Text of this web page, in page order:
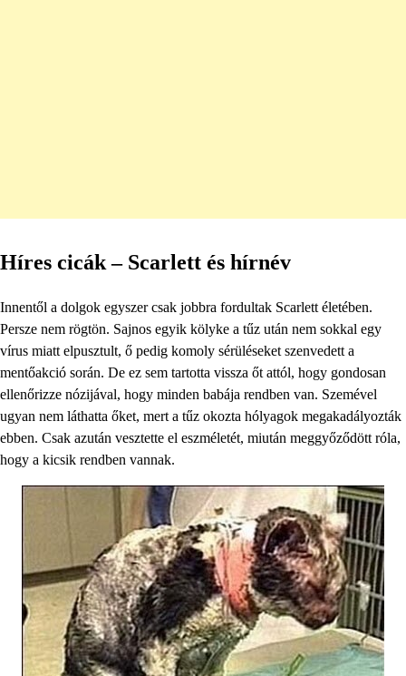
Híres cicák – Scarlett és hírnév
Innentől a dolgok egyszer csak jobbra fordultak Scarlett életében.
Persze nem rögtön. Sajnos egyik kölyke a tűz után nem sokkal egy
vírus miatt elpusztult, ő pedig komoly sérüléseket szenvedett a
mentőakció során. De ez sem tartotta vissza őt attól, hogy gondosan
ellenőrizze nózijával, hogy minden babája rendben van. Szemével
ugyan nem láthatta őket, mert a tűz okozta hólyagok megakadályozták
ebben. Csak azután vesztette el eszméletét, miután meggyőződött róla,
hogy a kicsik rendben vannak.